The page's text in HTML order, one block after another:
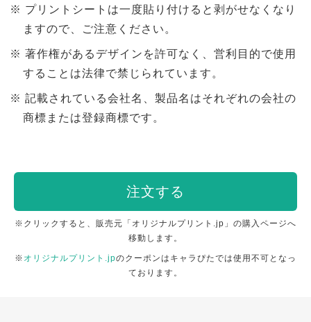
プリントシートは一度貼り付けると剥がせなくなり
ますので、ご注意ください。
著作権があるデザインを許可なく、営利目的で使用
することは法律で禁じられています。
記載されている会社名、製品名はそれぞれの会社の
商標または登録商標です。
注文する
※クリックすると、販売元「オリジナルプリント.jp」の購入ページへ
移動します。
※ オリジナルプリント.jpのクーポンはキャラぴたでは使用不可となっ
ております。